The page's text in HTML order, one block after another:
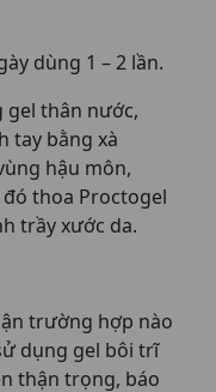
dùng 1 – 2 lần.
gel thân nước,
tay bằng xà
hậu môn,
thoa Proctogel
trầy xước da.
trường hợp nào
dụng gel bôi trĩ
thận trọng, báo